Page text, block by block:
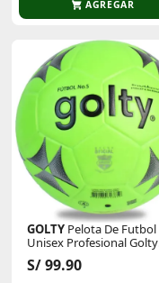
AGREGAR
GOLTY Pelota De Futbol
Unisex Profesional Golty
Traditional
S/ 99.90